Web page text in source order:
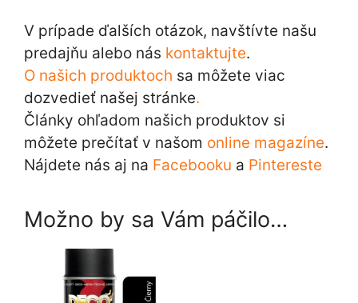
V prípade ďalších otázok, navštívte našu
predajňu alebo nás kontaktujte.
O našich produktoch sa môžete viac
dozvedieť našej stránke.
Články ohľadom našich produktov si
môžete prečítať v našom online magazíne.
Nájdete nás aj na Facebooku a Pintereste
Možno by sa Vám páčilo…